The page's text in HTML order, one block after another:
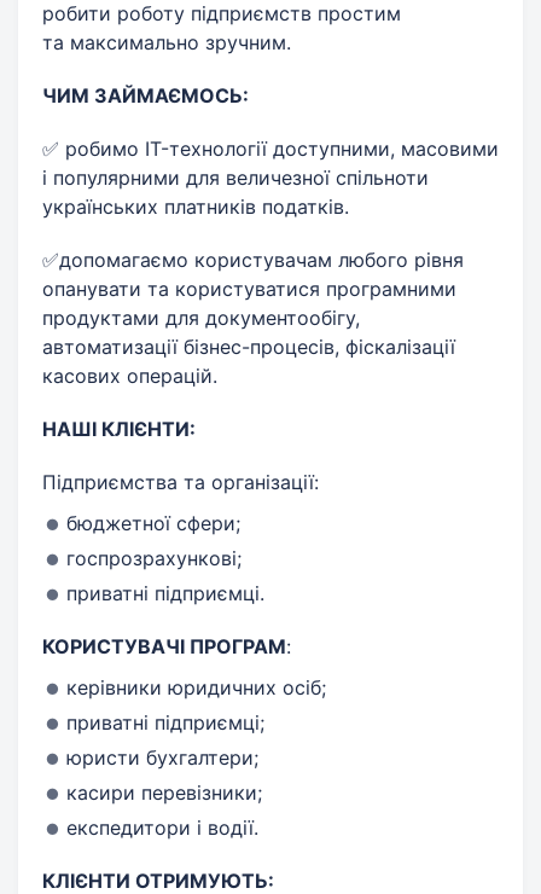
робити роботу підприємств простим
та максимально зручним.
ЧИМ ЗАЙМАЄМОСЬ:
✅ робимо IT-технології доступними, масовими
і популярними для величезної спільноти
українських платників податків.
✅допомагаємо користувачам любого рівня
опанувати та користуватися програмними
продуктами для документообігу,
автоматизації бізнес-процесів, фіскалізації
касових операцій.
НАШІ КЛІЄНТИ:
Підприємства та організації:
бюджетної сфери;
госпрозрахункові;
приватні підприємці.
КОРИСТУВАЧІ ПРОГРАМ:
керівники юридичних осіб;
приватні підприємці;
юристи бухгалтери;
касири перевізники;
експедитори і водії.
КЛІЄНТИ ОТРИМУЮТЬ: